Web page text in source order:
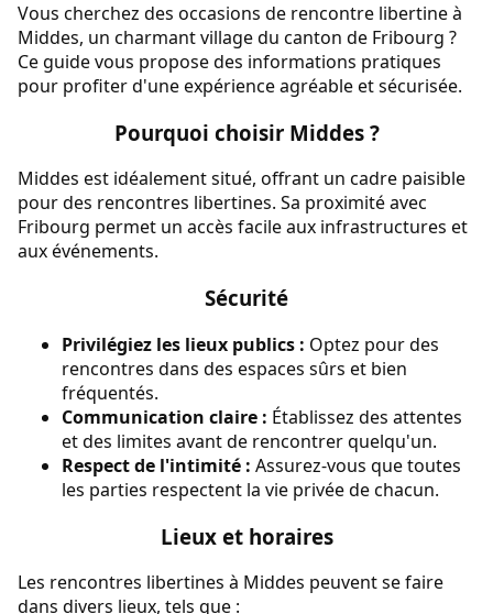
Vous cherchez des occasions de rencontre libertine à
Middes, un charmant village du canton de Fribourg ?
Ce guide vous propose des informations pratiques
pour profiter d'une expérience agréable et sécurisée.
Pourquoi choisir Middes ?
Middes est idéalement situé, offrant un cadre paisible
pour des rencontres libertines. Sa proximité avec
Fribourg permet un accès facile aux infrastructures et
aux événements.
Sécurité
Privilégiez les lieux publics : Optez pour des
rencontres dans des espaces sûrs et bien
fréquentés.
Communication claire : Établissez des attentes
et des limites avant de rencontrer quelqu'un.
Respect de l'intimité : Assurez-vous que toutes
les parties respectent la vie privée de chacun.
Lieux et horaires
Les rencontres libertines à Middes peuvent se faire
dans divers lieux, tels que :